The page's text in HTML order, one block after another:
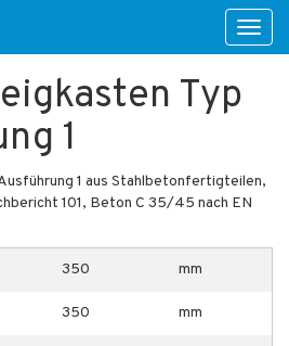
Typ
1
1 aus Stahlbetonfertigteilen,
101, Beton C 35/45 nach EN
350 mm
350 mm